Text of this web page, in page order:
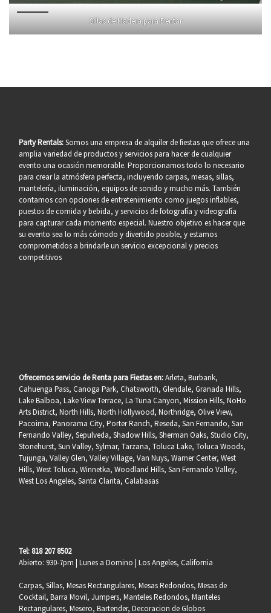
Sillas de Madera para Rentar
Party Rentals:Somos una empresa de alquiler de fiestas que ofrece una
amplia variedad de productos y servicios para hacer de cualquier
evento una ocasión memorable. Proporcionamos todo lo necesario
para crear la atmósfera perfecta, incluyendo carpas, mesas, sillas,
mantelería, iluminación, equipos de sonido y mucho más. También
contamos con opciones de entretenimiento como juegos inflables,
puestos de comida y bebida, y servicios de fotografía y videografía
para capturar cada momento especial. Nuestro objetivo es hacer que
su evento sea lo más cómodo y divertido posible, y estamos
comprometidos a brindarle un servicio excepcional y precios
competitivos
Ofrecemos servicio de Renta para Fiestas en:Arleta, Burbank,
Cahuenga Pass, Canoga Park, Chatsworth, Glendale, Granada Hills,
Lake Balboa, Lake View Terrace, La Tuna Canyon, Mission Hills, NoHo
Arts District, North Hills, North Hollywood, Northridge, Olive View,
Pacoima, Panorama City, Porter Ranch, Reseda, San Fernando, San
Fernando Valley, Sepulveda, Shadow Hills, Sherman Oaks, Studio City,
Stonehurst, Sun Valley, Sylmar, Tarzana, Toluca Lake, Toluca Woods,
Tujunga, Valley Glen, Valley Village, Van Nuys, Warner Center, West
Hills, West Toluca, Winnetka, Woodland Hills, San Fernando Valley,
West Los Angeles, Santa Clarita, Calabasas
Tel: 818 207 8502
Abierto: 930-7pm | Lunes a Domino | Los Angeles, California
Carpas, Sillas, Mesas Rectangulares, Mesas Redondos, Mesas de
Cocktail, Barra Movil, Jumpers, Manteles Redondos, Manteles
Rectangulares, Mesero, Bartender, Decoracion de Globos